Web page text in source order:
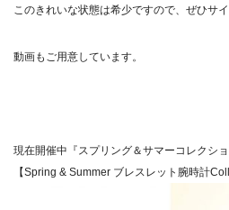
このきれいな状態は希少ですので、ぜひサ
動画もご用意しています。
現在開催中『スプリング＆サマーコレクショ
【Spring & Summer ブレスレット腕時計